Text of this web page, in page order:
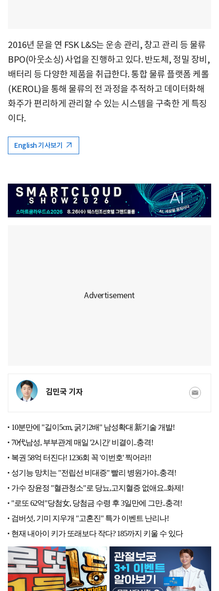
2016년 문을 연 FSK L&S는 운송 관리, 창고 관리 등 물류
BPO(아웃소싱) 사업을 진행하고 있다. 반도체, 정밀 장비,
배터리 등 다양한 제품을 취급한다. 통합 물류 플랫폼 케롤
(KEROL)을 통해 물류의 전 과정을 추적하고 데이터화해
화주가 편리하게 관리할 수 있는 시스템을 구축한 게 특징
이다.
English 기사보기
김민국 기자